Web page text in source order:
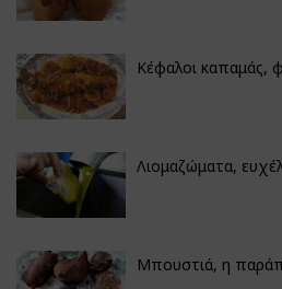
Κέφαλοι καπαμάς,
Λιομαζώματα,
Μπουστιά, η